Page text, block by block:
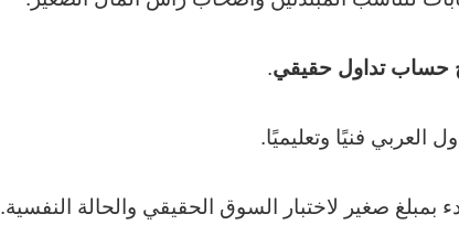
حساب تداول حقيقي.
العربي فنيًا وتعليميًا.
بمبلغ صغير لاختبار السوق الحقيقي والحالة النفسية.